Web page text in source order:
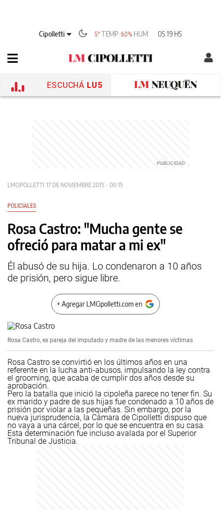
Cipolletti 5° TEMP 60% HUM 05:19 HS
ESCUCHÁ LU5
LMCIPOLLETTI 17 DE NOVIEMBRE 2015 - 00:15
POLICIALES
Rosa Castro: "Mucha gente se
ofreció para matar a mi ex"
Él abusó de su hija. Lo condenaron a 10 años
de prisión, pero sigue libre.
+ Agregar LMCipolletti.com en
Rosa Castro, ex pareja del imputado y madre de las menores víctimas
Rosa Castro se convirtió en los últimos años en una
referente en la lucha anti-abusos, impulsando la ley contra
el grooming, que acaba de cumplir dos años desde su
aprobación.
Pero la batalla que inició la cipoleña parece no tener fin. Su
ex marido y padre de sus hijas fue condenado a 10 años de
prisión por violar a las pequeñas. Sin embargo, por la
nueva jurisprudencia, la Cámara de Cipolletti dispuso que
no vaya a una cárcel, por lo que se encuentra en su casa.
Esta determinación fue incluso avalada por el Superior
Tribunal de Justicia.